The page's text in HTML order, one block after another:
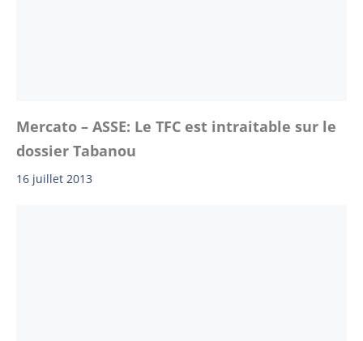
Mercato – ASSE: Le TFC est intraitable sur le
dossier Tabanou
16 juillet 2013